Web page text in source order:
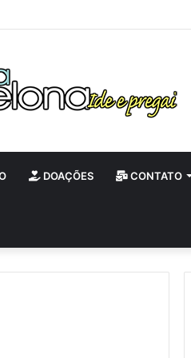
DOAÇÕES CONTATO